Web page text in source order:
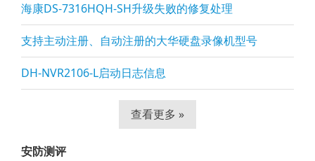
海康DS-7316HQH-SH升级失败的修复处理
支持主动注册、自动注册的大华硬盘录像机型号
DH-NVR2106-L启动日志信息
查看更多 »
安防测评